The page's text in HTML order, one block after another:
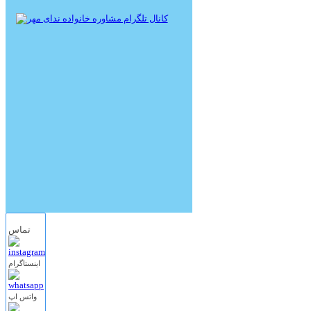
تماس
اینستاگرام
واتس اپ